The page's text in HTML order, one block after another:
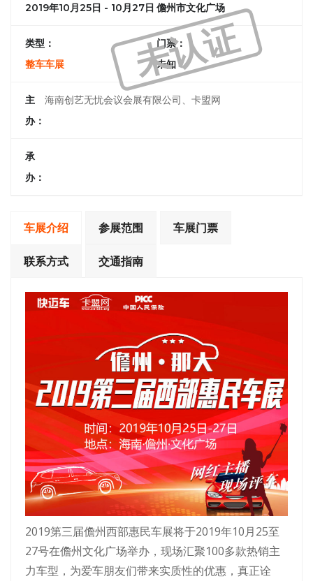
未认证
2019年10月25日 - 10月27日 儋州市文化广场
类型：
整车车展
门票：
未知
主
办：
海南创艺无忧会议会展有限公司、卡盟网
承
办：
车展介绍 参展范围 车展门票
联系方式 交通指南
2019第三届儋州西部惠民车展将于2019年10月25至
27号在儋州文化广场举办，现场汇聚100多款热销主
力车型，为爱车朋友们带来实质性的优惠，真正诠